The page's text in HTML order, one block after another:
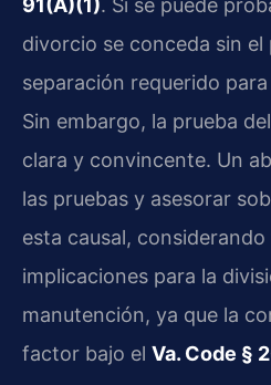
91(A)(1). Si se puede
divorcio se conceda sin el
separación requerido
Sin embargo, la prueba
clara y convincente. Un
las pruebas y asesorar
esta causal,
implicaciones para la
manutención, ya que la
factor bajo el Va. Code §